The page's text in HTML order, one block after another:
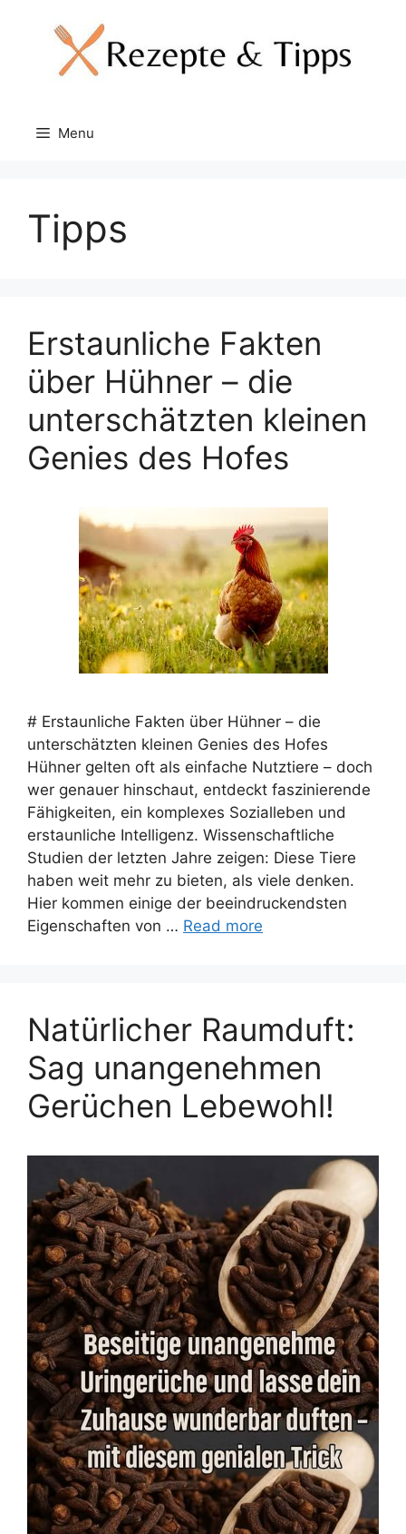
Menu
Tipps
Erstaunliche Fakten
über Hühner – die
unterschätzten kleinen
Genies des Hofes
# Erstaunliche Fakten über Hühner – die
unterschätzten kleinen Genies des Hofes
Hühner gelten oft als einfache Nutztiere – doch
wer genauer hinschaut, entdeckt faszinierende
Fähigkeiten, ein komplexes Sozialleben und
erstaunliche Intelligenz. Wissenschaftliche
Studien der letzten Jahre zeigen: Diese Tiere
haben weit mehr zu bieten, als viele denken.
Hier kommen einige der beeindruckendsten
Eigenschaften von … Read more
Natürlicher Raumduft:
Sag unangenehmen
Gerüchen Lebewohl!